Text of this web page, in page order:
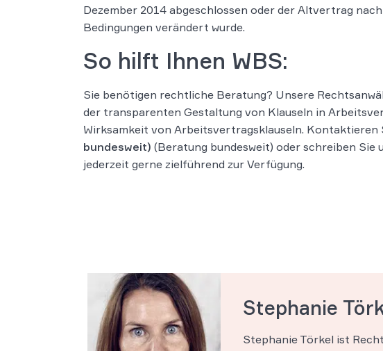
Dezember 2014 abgeschlossen oder der Altvertrag
Bedingungen verändert wurde.
So hilft Ihnen WBS:
Sie benötigen rechtliche Beratung? Unsere
der transparenten Gestaltung von Klauseln in
Wirksamkeit von Arbeitsvertragsklauseln. Kontaktieren
bundesweit) (Beratung bundesweit) oder schreiben Sie
jederzeit gerne zielführend zur Verfügung.
Stephanie
Stephanie Törkel ist